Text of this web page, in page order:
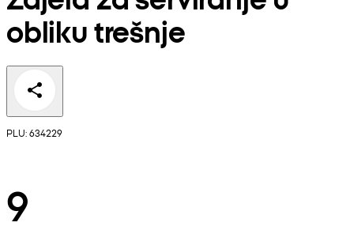
obliku trešnje
PLU: 634229
9